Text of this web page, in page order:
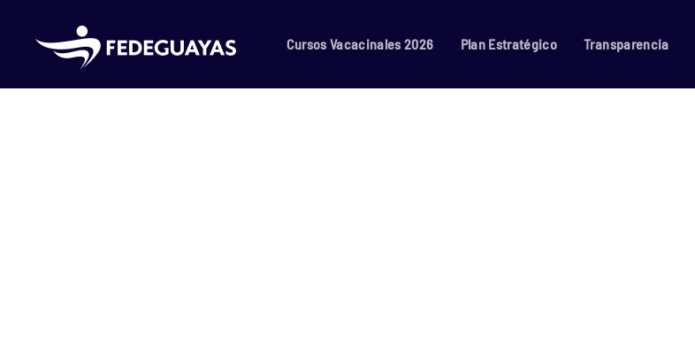
Skip to main content Cursos Vacacinales 2026 Plan Estratégico Transparencia